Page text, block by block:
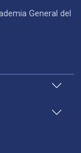
General del